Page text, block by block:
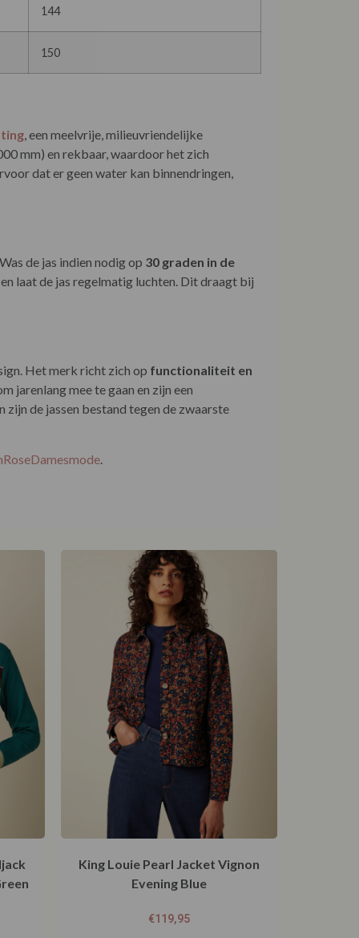
144
150
, een meelvrije, milieuvriendelijke
mm) en rekbaar, waardoor het zich
dat er geen water kan binnendringen,
de jas indien nodig op 30 graden in de
laat de jas regelmatig luchten. Dit draagt bij
Het merk richt zich op functionaliteit en
jarenlang mee te gaan en zijn een
de jassen bestand tegen de zwaarste
King Louie Pearl Jacket Vignon
Evening Blue
€119,95